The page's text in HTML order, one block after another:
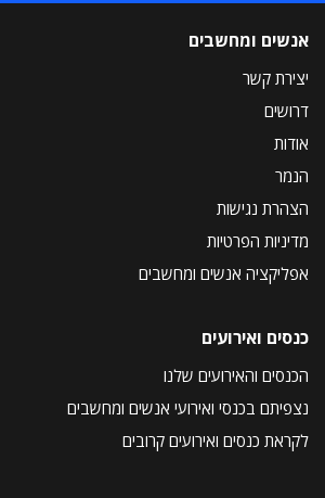
אנשים ומחשבים
יצירת קשר
דרושים
אודות
הנמר
הצהרת נגישות
מדיניות הפרטיות
אפליקציה אנשים ומחשבים
כנסים ואירועים
הכנסים והאירועים שלנו
נצפיתם בכנסי ואירועי אנשים ומחשבים
לקראת כנסים ואירועים קרובים